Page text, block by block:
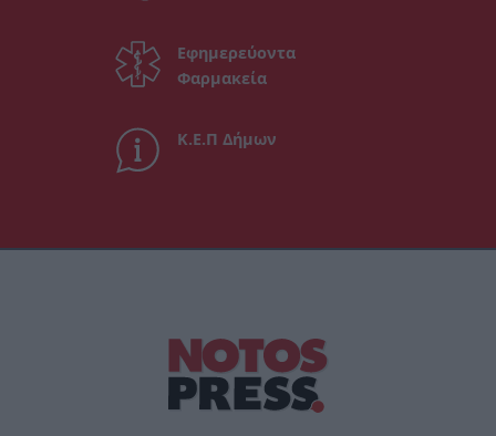
Εφημερεύοντα
Φαρμακεία
Κ.Ε.Π Δήμων